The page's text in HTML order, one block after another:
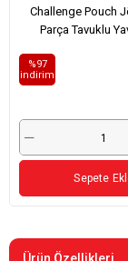
Challenge Pouch
Parça Tavuklu
%97
i̇ndirim
Sepete